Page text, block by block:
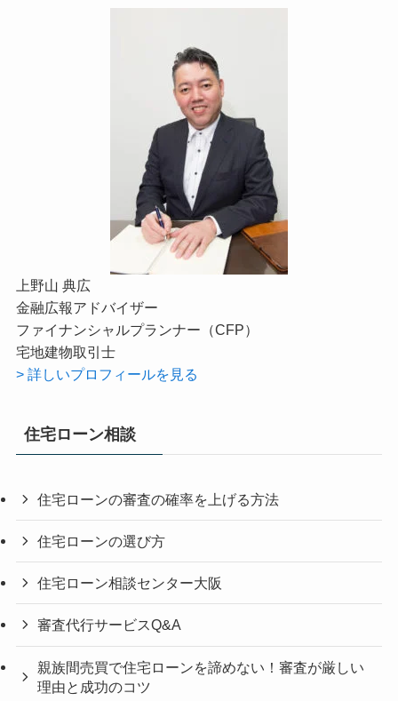
上野山 典広
金融広報アドバイザー
ファイナンシャルプランナー（CFP）
宅地建物取引士
> 詳しいプロフィールを見る
住宅ローン相談
住宅ローンの審査の確率を上げる方法
住宅ローンの選び方
住宅ローン相談センター大阪
審査代行サービスQ&A
親族間売買で住宅ローンを諦めない！審査が厳しい
理由と成功のコツ